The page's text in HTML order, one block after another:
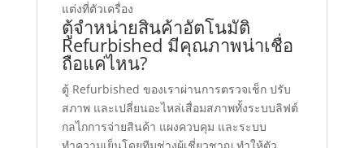
แต่งที่ตัวเครื่อง
ตู้จำหน่ายสินค้าอัตโนมัติ
Refurbished มีคุณภาพน่าเชื่อ
ถือแค่ไหน?
ตู้ Refurbished ของเราผ่านการตรวจเช็ก ปรับ
สภาพ และเปลี่ยนอะไหล่เสื่อมสภาพทั้งระบบลิฟต์
กลไกการจ่ายสินค้า แผงควบคุม และระบบ